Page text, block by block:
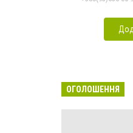
ОГОЛОШЕННЯ